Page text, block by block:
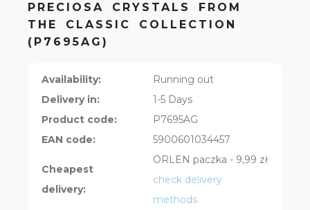
PRECIOSA CRYSTALS FROM
THE CLASSIC COLLECTION
(P7695AG)
Availability:
Running out
Delivery in:
1-5 Days
Product code:
P7695AG
EAN code:
5900601034457
Cheapest
delivery:
ORLEN paczka - 9,99 zł
check delivery
methods